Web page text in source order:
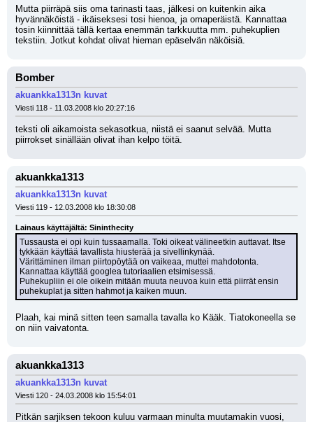
Mutta piirräpä siis oma tarinasti taas, jälkesi on kuitenkin aika
hyvännäköistä - ikäiseksesi tosi hienoa, ja omaperäistä. Kannattaa
tosin kiinnittää tällä kertaa enemmän tarkkuutta mm. puhekuplien
tekstiin. Jotkut kohdat olivat hieman epäselvän näköisiä.
Bomber
akuankka1313n kuvat
Viesti 118 - 11.03.2008 klo 20:27:16
teksti oli aikamoista sekasotkua, niistä ei saanut selvää. Mutta
piirrokset sinällään olivat ihan kelpo töitä.
akuankka1313
akuankka1313n kuvat
Viesti 119 - 12.03.2008 klo 18:30:08
Lainaus käyttäjältä: Sininthecity
Tussausta ei opi kuin tussaamalla. Toki oikeat välineetkin auttavat. Itse
tykkään käyttää tavallista hiusterää ja sivellinkynää.
Värittäminen ilman piirtopöytää on vaikeaa, muttei mahdotonta.
Kannattaa käyttää googlea tutoriaalien etsimisessä.
Puhekupliin ei ole oikein mitään muuta neuvoa kuin että piirrät ensin
puhekuplat ja sitten hahmot ja kaiken muun.
Plaah, kai minä sitten teen samalla tavalla ko Kääk. Tiatokoneella se
on niin vaivatonta.
akuankka1313
akuankka1313n kuvat
Viesti 120 - 24.03.2008 klo 15:54:01
Pitkän sarjiksen tekoon kuluu varmaan minulta muutamakin vuosi,